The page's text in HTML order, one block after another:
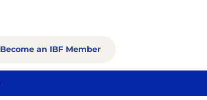
Become an IBF Member